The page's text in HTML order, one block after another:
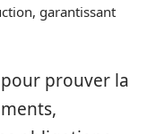
garantissant
prouver la